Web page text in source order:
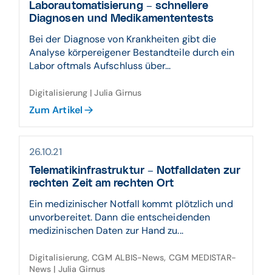
Laborautomatisierung – schnellere
Diagnosen und Medikamententests
Bei der Diagnose von Krankheiten gibt die
Analyse körpereigener Bestandteile durch ein
Labor oftmals Aufschluss über...
Digitalisierung | Julia Girnus
Zum Artikel
26.10.21
Telematikinfrastruktur – Notfalldaten zur
rechten Zeit am rechten Ort
Ein medizinischer Notfall kommt plötzlich und
unvorbereitet. Dann die entscheidenden
medizinischen Daten zur Hand zu...
Digitalisierung, CGM ALBIS-News, CGM MEDISTAR-
News | Julia Girnus